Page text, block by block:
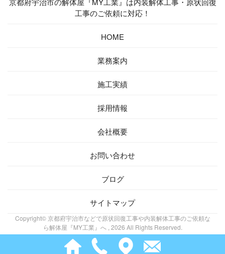
工事のご依頼に対応！
HOME
業務案内
施工実績
採用情報
会社概要
お問い合わせ
ブログ
サイトマップ
Copyright© 京都府宇治市などで原状回復工事や内装解体工事のご依頼な
ら解体屋『MY工業』へ , 2026 All Rights Reserved.